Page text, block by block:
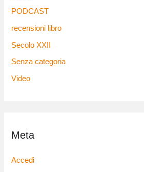
PODCAST
recensioni libro
Secolo XXII
Senza categoria
Video
Meta
Accedi